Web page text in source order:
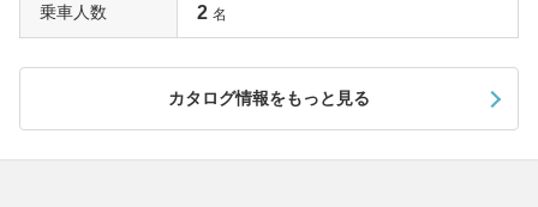
乗車人数 2 名
カタログ情報をもっと見る